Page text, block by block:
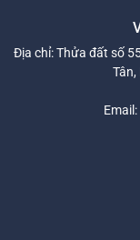
Địa chỉ: Thửa đất số
Tân,
Email: